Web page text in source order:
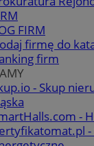
FIRM
firmę do
firm
- Skup
-
-